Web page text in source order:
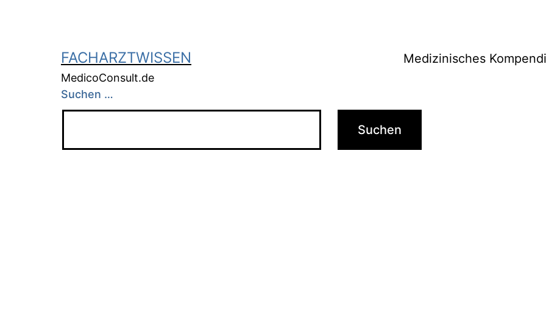
FACHARZTWISSEN
MedicoConsult.de
Medizinisches
Suchen …